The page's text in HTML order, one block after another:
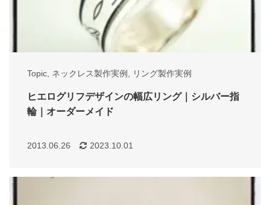
Topic, ネックレス製作実例 , リング製作実例
ヒエログリフデザインの幅広リング｜シルバー指
輪｜オーダーメイド
2013.06.26 2023.10.01